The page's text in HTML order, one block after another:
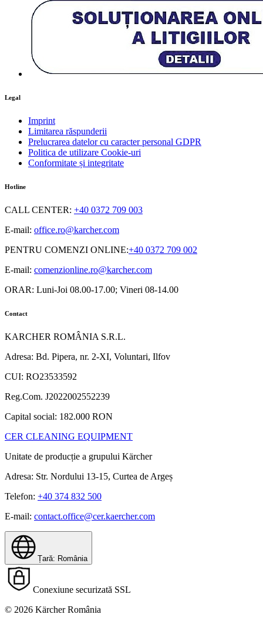
Legal
Imprint
Limitarea răspunderii
Prelucrarea datelor cu caracter personal GDPR
Politica de utilizare Cookie-uri
Conformitate și integritate
Hotline
CALL CENTER: +40 0372 709 003
E-mail: office.ro@karcher.com
PENTRU COMENZI ONLINE:+40 0372 709 002
E-mail: comenzionline.ro@karcher.com
ORAR: Luni-Joi 08.00-17.00; Vineri 08-14.00
Contact
KARCHER ROMÂNIA S.R.L.
Adresa: Bd. Pipera, nr. 2-XI, Voluntari, Ilfov
CUI: RO23533592
Reg.Com. J2022002552239
Capital social: 182.000 RON
CER CLEANING EQUIPMENT
Unitate de producție a grupului Kärcher
Adresa: Str. Nordului 13-15, Curtea de Argeș
Telefon: +40 374 832 500
E-mail: contact.office@cer.kaercher.com
Țară: România
Conexiune securizată SSL
© 2026 Kärcher România